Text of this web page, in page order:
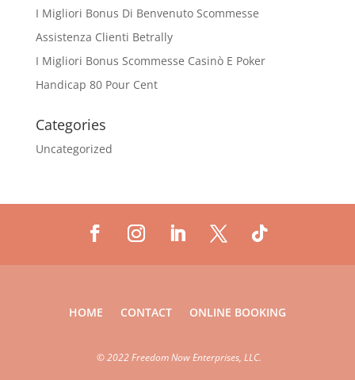
I Migliori Bonus Di Benvenuto Scommesse
Assistenza Clienti Betrally
I Migliori Bonus Scommesse Casinò E Poker
Handicap 80 Pour Cent
Categories
Uncategorized
HOME CONTACT ONLINE BOOKING
©2022 Freedom Now Enterprises, LLC.